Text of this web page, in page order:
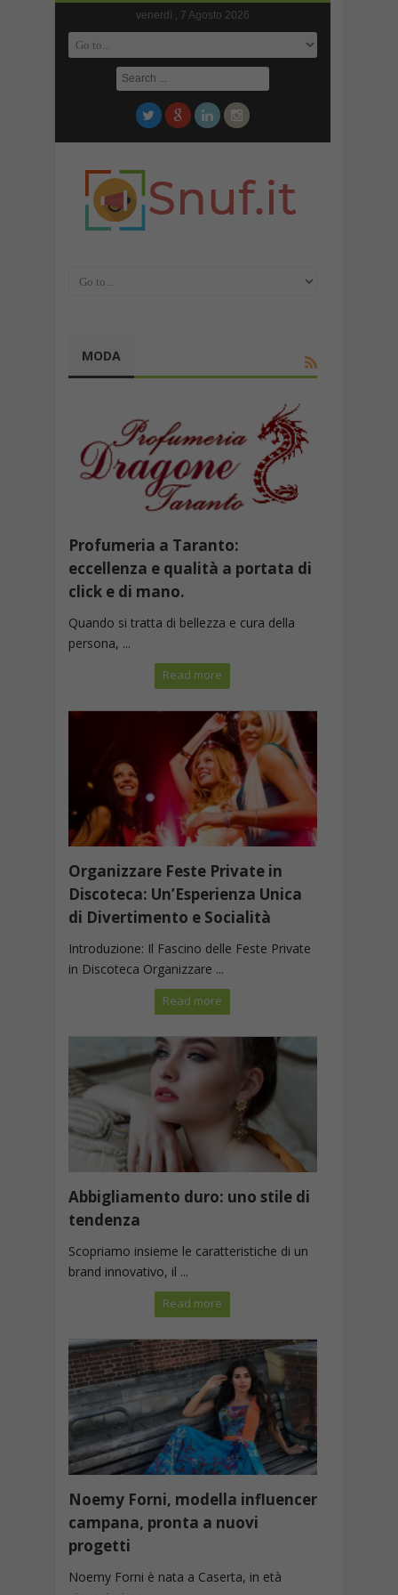
venerdì , 7 Agosto 2026
MODA
Profumeria a Taranto:
eccellenza e qualità a portata di
click e di mano.
Quando si tratta di bellezza e cura della
persona, ...
Read more
Organizzare Feste Private in
Discoteca: Un’Esperienza Unica
di Divertimento e Socialità
Introduzione: Il Fascino delle Feste Private
in Discoteca Organizzare ...
Read more
Abbigliamento duro: uno stile di
tendenza
Scopriamo insieme le caratteristiche di un
brand innovativo, il ...
Read more
Noemy Forni, modella influencer
campana, pronta a nuovi
progetti
Noemy Forni è nata a Caserta, in età